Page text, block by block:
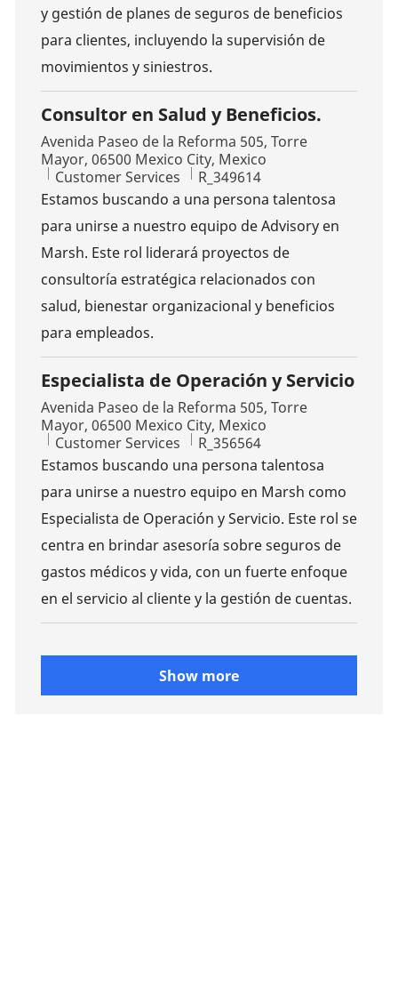
y gestión de planes de seguros de beneficios
para clientes, incluyendo la supervisión de
movimientos y siniestros.
Consultor en Salud y Beneficios.
Location
Avenida Paseo de la Reforma 505, Torre
Mayor, 06500 Mexico City, Mexico
Category
Customer Services Job Id
R_349614
Estamos buscando a una persona talentosa
para unirse a nuestro equipo de Advisory en
Marsh. Este rol liderará proyectos de
consultoría estratégica relacionados con
salud, bienestar organizacional y beneficios
para empleados.
Especialista de Operación y Servicio
Location
Avenida Paseo de la Reforma 505, Torre
Mayor, 06500 Mexico City, Mexico
Category
Customer Services Job Id
R_356564
Estamos buscando una persona talentosa
para unirse a nuestro equipo en Marsh como
Especialista de Operación y Servicio. Este rol se
centra en brindar asesoría sobre seguros de
gastos médicos y vida, con un fuerte enfoque
en el servicio al cliente y la gestión de cuentas.
Show more